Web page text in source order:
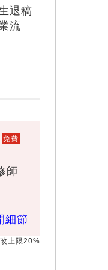
退稿
流
免費
師
細節
上限20%